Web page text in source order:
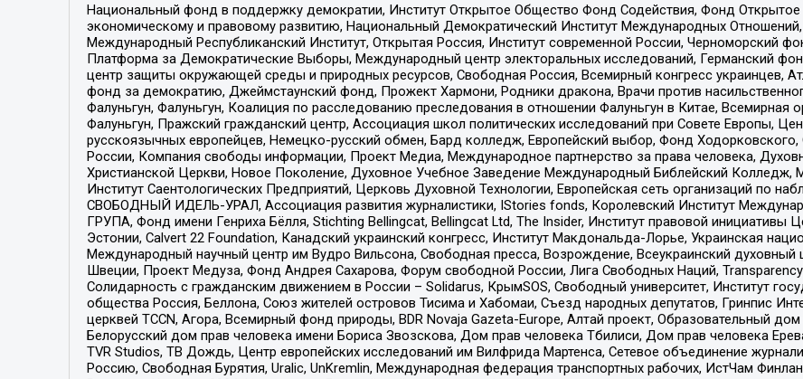
Национальный фонд в поддержку демократии, Институт Открытое Общество Фонд Содействия, Фонд
экономическому и правовому развитию, Национальный Демократический Институт Международных Отношений,
Международный Республиканский Институт, Открытая Россия, Институт современной России, Черноморский
Платформа за Демократические Выборы, Международный центр электоральных исследований, Германский
центр защиты окружающей среды и природных ресурсов, Свободная Россия, Всемирный конгресс украинцев,
фонд за демократию, Джеймстаунский фонд, Прожект Хармони, Родники дракона, Врачи против
Фалуньгун, Фалуньгун, Коалиция по расследованию преследования в отношении Фалуньгун в Китае, Всемирная
Фалуньгун, Пражский гражданский центр, Ассоциация школ политических исследований при Совете Европы,
русскоязычных европейцев, Немецко-русский обмен, Бард колледж, Европейский выбор, Фонд
России, Компания свободы информации, Проект Медиа, Международное партнерство за права человека,
Христианской Церкви, Новое Поколение, Духовное Учебное Заведение Международный Библейский Колледж,
Институт Саентологических Предприятий, Церковь Духовной Технологии, Европейская сеть организаций по
СВОБОДНЫЙ ИДЕЛЬ-УРАЛ, Ассоциация развития журналистики, IStories fonds, Королевский Институт
ГРУПА, Фонд имени Генриха Бёлля, Stichting Bellingcat, Bellingcat Ltd, The Insider, Институт правовой
Эстонии, Calvert 22 Foundation, Канадский украинский конгресс, Институт Макдональда-Лорье, Украинская
Международный научный центр им Вудро Вильсона, Свободная пресса, Возрождение, Всеукраинский духовный
Швеции, Проект Медуза, Фонд Андрея Сахарова, Форум свободной России, Лига Свободных Наций,
Солидарность с гражданским движением в России – Solidarus, КрымSOS, Свободный университет, Институт
общества Россия, Беллона, Союз жителей островов Тисима и Хабомаи, Съезд народных депутатов, Гринпис
церквей TCCN, Агора, Всемирный фонд природы, BDR Novaja Gazeta-Europe, Алтай проект, Образовательный
Белорусский дом прав человека имени Бориса Звозскова, Дом прав человека Тбилиси, Дом прав человека
TVR Studios, ТВ Дождь, Центр европейских исследований им Вилфрида Мартенса, Сетевое объединение
Россию, Свободная Бурятия, Uralic, UnKremlin, Международная федерация транспортных рабочих, ИстЧам